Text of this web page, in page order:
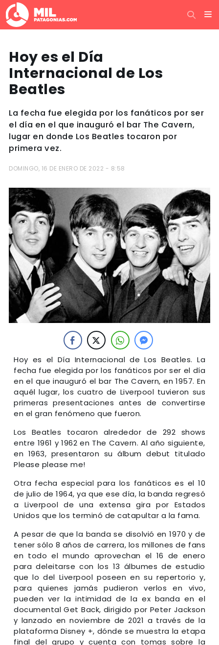
Hoy es el Día
Internacional de Los
Beatles
La fecha fue elegida por los fanáticos por ser
el día en el que inauguró el bar The Cavern,
lugar en donde Los Beatles tocaron por
primera vez.
DOMINGO, 16 DE ENERO DE 2022 - 8:58
Hoy es el Día Internacional de Los Beatles. La
fecha fue elegida por los fanáticos por ser el día
en el que inauguró el bar The Cavern, en 1957. En
aquél lugar, los cuatro de Liverpool tuvieron sus
primeras presentaciones antes de convertirse
en el gran fenómeno que fueron.
Los Beatles tocaron alrededor de 292 shows
entre 1961 y 1962 en The Cavern. Al año siguiente,
en 1963, presentaron su álbum debut titulado
Please please me!
Otra fecha especial para los fanáticos es el 10
de julio de 1964, ya que ese día, la banda regresó
a Liverpool de una extensa gira por Estados
Unidos que los terminó de catapultar a la fama.
A pesar de que la banda se disolvió en 1970 y de
tener sólo 8 años de carrera, los millones de fans
en todo el mundo aprovechan el 16 de enero
para deleitarse con los 13 álbumes de estudio
que lo del Liverpool poseen en su repertorio y,
para quienes jamás pudieron verlos en vivo,
pueden ver la intimidad de la ex banda en el
documental Get Back, dirigido por Peter Jackson
y lanzado en noviembre de 2021 a través de la
plataforma Disney +, dónde se muestra la etapa
final del grupo y cuenta con tomas sobre la